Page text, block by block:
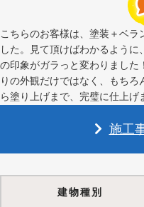
こちらのお客様は、塗装＋ベラ
した。見て頂けばわかるよう
の印象がガラっと変わりました
りの外観だけではなく、もち
ら塗り上げまで、完璧に仕上げ
施工
建物種別